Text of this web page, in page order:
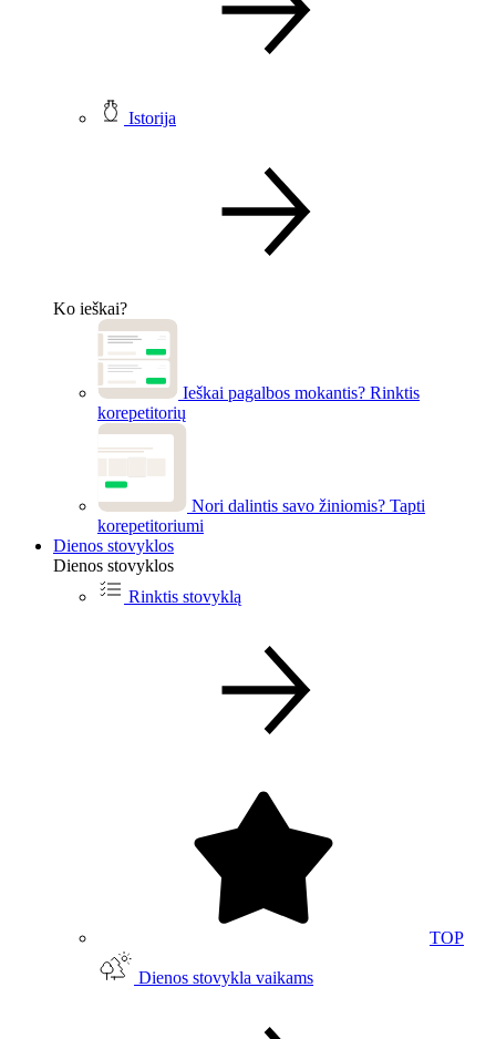
Istorija
Ko ieškai?
Ieškai pagalbos mokantis? Rinktis
korepetitorių
Nori dalintis savo žiniomis? Tapti
korepetitoriumi
Dienos stovyklos
Dienos stovyklos
Rinktis stovyklą
TOP
Dienos stovykla vaikams